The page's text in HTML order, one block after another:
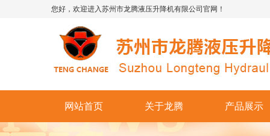
您好，欢迎进入苏州市龙腾液压升降机有限公司官网！
网站首页 关于龙腾 产品展示